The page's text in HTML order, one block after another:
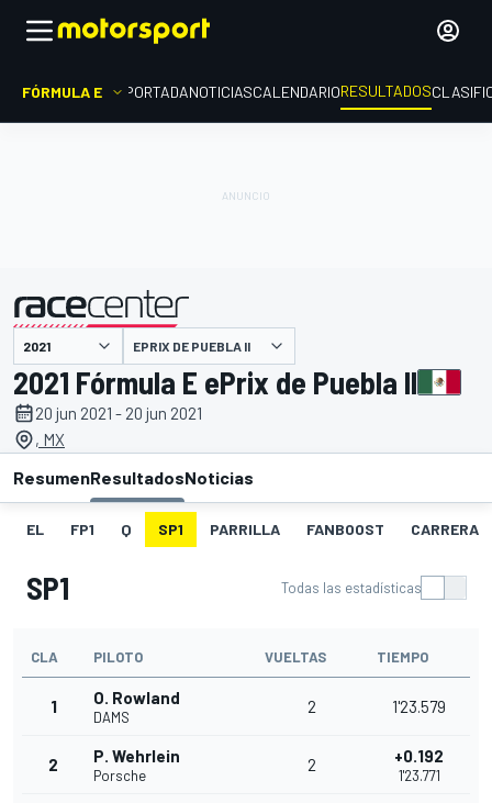
FÓRMULA E PORTADANOTICIASCALENDARIORESULTADOS
presentado por EPRIX DE PUEBLA II
2021 Fórmula E ePrix de Puebla II
20 jun 2021 - 20 jun 2021
, MX
ResumenResultadosNoticias
EL FP1 Q SP1 PARRILLA FANBOOST CARRERA
SP1 Todas las estadísticas
CLA PILOTO VUELTAS TIEMPO
1 O. Rowland
DAMS
2 1'23.579
2 P. Wehrlein
Porsche
2 +0.192
1'23.771